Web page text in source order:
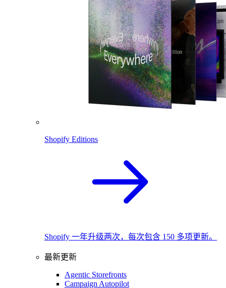
Shopify Editions
Shopify 一年升级两次，每次包含 150 多项更新。
最新更新
Agentic Storefronts
Campaign Autopilot